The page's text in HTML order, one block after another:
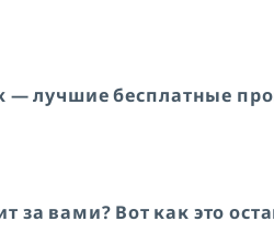
— лучшие бесплатные
вами? Вот как это